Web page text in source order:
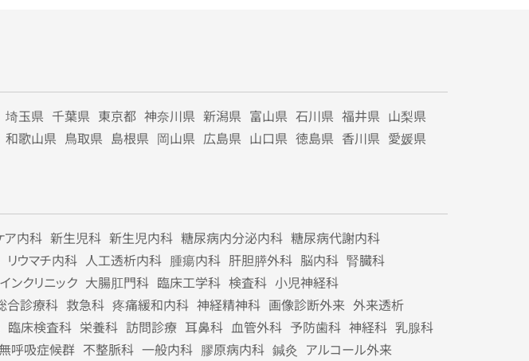
埼玉県 千葉県 東京都 神奈川県 新潟県 富山県 石川県 福井県 山梨県
和歌山県 鳥取県 島根県 岡山県 広島県 山口県 徳島県 香川県 愛媛県
ア内科 新生児科 新生児内科 糖尿病内分泌内科 糖尿病代謝内科
リウマチ内科 人工透析内科 腫瘍内科 肝胆膵外科 脳内科 腎臓科
ンクリニック 大腸肛門科 臨床工学科 検査科 小児神経科
合診療科 救急科 疼痛緩和内科 神経精神科 画像診断外来 外来透析
臨床検査科 栄養科 訪問診療 耳鼻科 血管外科 予防歯科 神経科 乳腺科
呼吸症候群 不整脈科 一般内科 膠原病内科 鍼灸 アルコール外来